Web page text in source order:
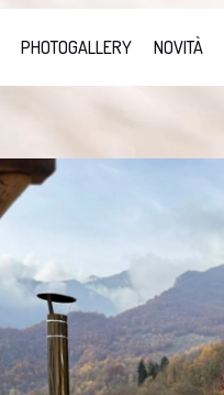
PHOTOGALLERY NOVITÀ